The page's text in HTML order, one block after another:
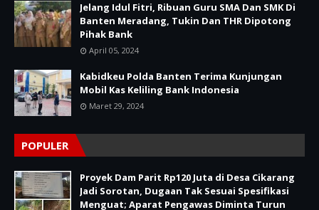
Jelang Idul Fitri, Ribuan Guru SMA Dan SMK Di
Banten Meradang, Tukin Dan THR Dipotong
Pihak Bank
April 05, 2024
Kabidkeu Polda Banten Terima Kunjungan
Mobil Kas Keliling Bank Indonesia
Maret 29, 2024
POPULER
Proyek Dam Parit Rp120 Juta di Desa Cikarang
Jadi Sorotan, Dugaan Tak Sesuai Spesifikasi
Menguat; Aparat Pengawas Diminta Turun